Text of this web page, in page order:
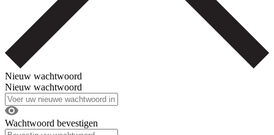
Nieuw wachtwoord
Nieuw wachtwoord
Wachtwoord bevestigen